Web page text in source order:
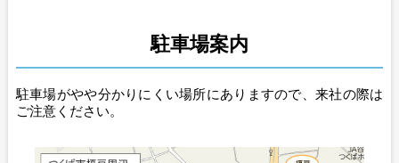
駐車場案内
駐車場がやや分かりにくい場所にありますので、来社の際は
ご注意ください。